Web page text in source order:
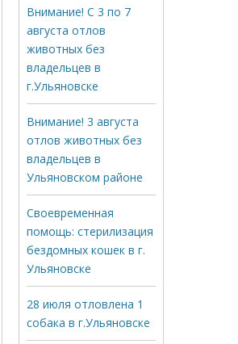
Внимание! С 3 по 7
августа отлов
животных без
владельцев в
г.Ульяновске
Внимание! 3 августа
отлов животных без
владельцев в
Ульяновском районе
Своевременная
помощь: стерилизация
бездомных кошек в г.
Ульяновске
28 июля отловлена 1
собака в г.Ульяновске